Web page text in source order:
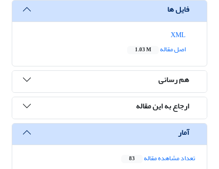
فایل ها
اصل مقاله
1.03 M
هم رسانی
ارجاع به این مقاله
آمار
تعداد مشاهده مقاله 83